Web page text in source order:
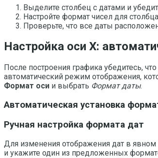
Выделите столбец с датами и
Настройте формат чисел для
Проверьте, что все даты
Настройка оси X:
После построения графика убедитесь,
автоматический режим отображения,
Формат оси и выбрать Формат даты.
Автоматическая установка
Ручная настройка формата дат
Для изменения отображения дат в явном
и укажите один из предложенных